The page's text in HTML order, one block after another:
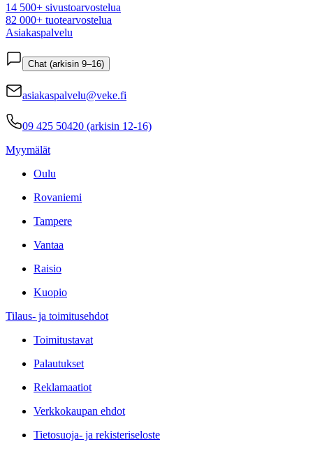
14 500+ sivustoarvostelua
82 000+ tuotearvostelua
Asiakaspalvelu
Chat (arkisin 9–16)
asiakaspalvelu@veke.fi
09 425 50420 (arkisin 12-16)
Myymälät
Oulu
Rovaniemi
Tampere
Vantaa
Raisio
Kuopio
Tilaus- ja toimitusehdot
Toimitustavat
Palautukset
Reklamaatiot
Verkkokaupan ehdot
Tietosuoja- ja rekisteriseloste